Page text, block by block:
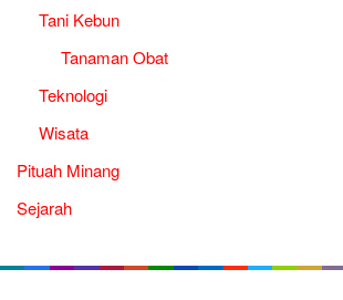
Tani Kebun
Tanaman Obat
Teknologi
Wisata
Pituah Minang
Sejarah